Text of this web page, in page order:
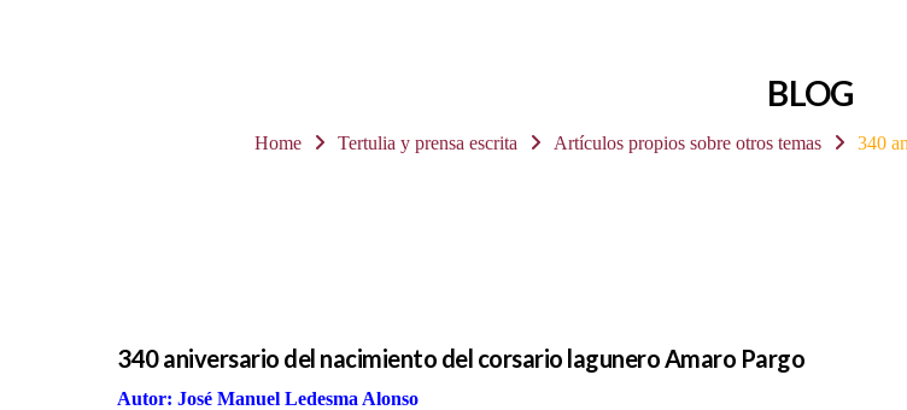
BLOG
Home Tertulia y prensa escrita Artículos propios sobre otros temas 340
340 aniversario del nacimiento del corsario lagunero Amaro Pargo
Autor: José Manuel Ledesma Alonso